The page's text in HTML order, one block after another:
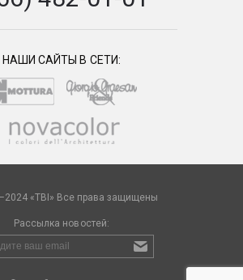
НАШИ САЙТЫ В СЕТИ:
«TBI» Все права защищены
Рассылка новостей: